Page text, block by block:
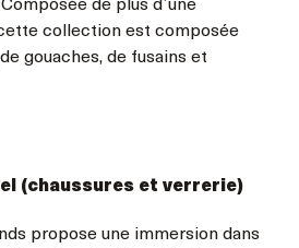
de plus d’une
collection est composée
gouaches, de fusains et
(chaussures et verrerie)
propose une immersion dans